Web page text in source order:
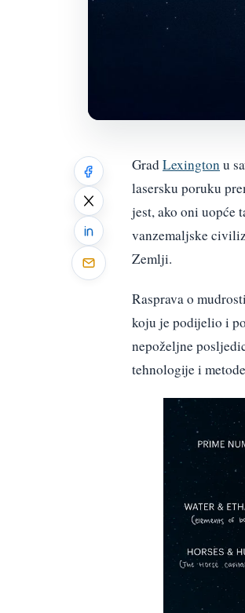
GradLexingtonu
lasersku poruku
jest, ako oni uopće
vanzemaljske
Zemlji.
Rasprava o
koju je podijelio i
nepoželjne
tehnologije i